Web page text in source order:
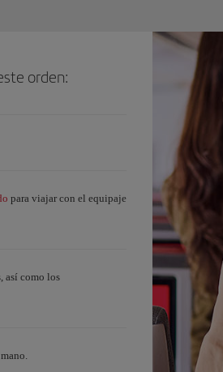
orden:
para viajar con el equipaje
así como los